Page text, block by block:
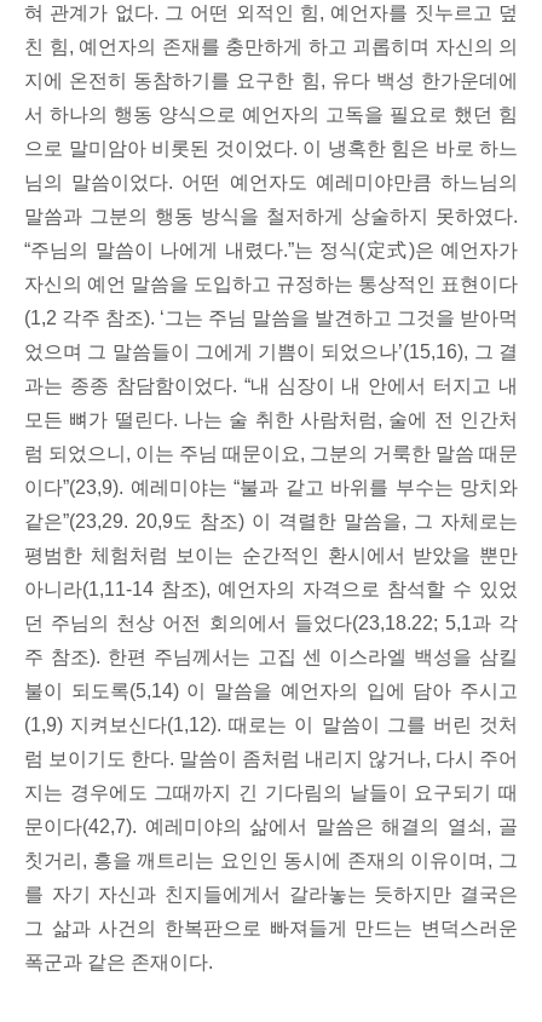
혀 관계가 없다. 그 어떤 외적인 힘, 예언자를 짓누르고 덮
친 힘, 예언자의 존재를 충만하게 하고 괴롭히며 자신의 의
지에 온전히 동참하기를 요구한 힘, 유다 백성 한가운데에
서 하나의 행동 양식으로 예언자의 고독을 필요로 했던 힘
으로 말미암아 비롯된 것이었다. 이 냉혹한 힘은 바로 하느
님의 말씀이었다. 어떤 예언자도 예레미야만큼 하느님의
말씀과 그분의 행동 방식을 철저하게 상술하지 못하였다.
“주님의 말씀이 나에게 내렸다.”는 정식(定式)은 예언자가
자신의 예언 말씀을 도입하고 규정하는 통상적인 표현이다
(1,2 각주 참조). ‘그는 주님 말씀을 발견하고 그것을 받아먹
었으며 그 말씀들이 그에게 기쁨이 되었으나’(15,16), 그 결
과는 종종 참담함이었다. “내 심장이 내 안에서 터지고 내
모든 뼈가 떨린다. 나는 술 취한 사람처럼, 술에 전 인간처
럼 되었으니, 이는 주님 때문이요, 그분의 거룩한 말씀 때문
이다”(23,9). 예레미야는 “불과 같고 바위를 부수는 망치와
같은”(23,29. 20,9도 참조) 이 격렬한 말씀을, 그 자체로는
평범한 체험처럼 보이는 순간적인 환시에서 받았을 뿐만
아니라(1,11-14 참조), 예언자의 자격으로 참석할 수 있었
던 주님의 천상 어전 회의에서 들었다(23,18.22; 5,1과 각
주 참조). 한편 주님께서는 고집 센 이스라엘 백성을 삼킬
불이 되도록(5,14) 이 말씀을 예언자의 입에 담아 주시고
(1,9) 지켜보신다(1,12). 때로는 이 말씀이 그를 버린 것처
럼 보이기도 한다. 말씀이 좀처럼 내리지 않거나, 다시 주어
지는 경우에도 그때까지 긴 기다림의 날들이 요구되기 때
문이다(42,7). 예레미야의 삶에서 말씀은 해결의 열쇠, 골
칫거리, 흥을 깨트리는 요인인 동시에 존재의 이유이며, 그
를 자기 자신과 친지들에게서 갈라놓는 듯하지만 결국은
그 삶과 사건의 한복판으로 빠져들게 만드는 변덕스러운
폭군과 같은 존재이다.